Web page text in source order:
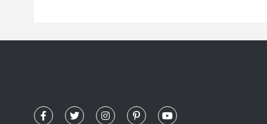
Görüş ve önerileriniz için teşekkür ederiz.
Ürün fiyatı diğer sitelerden daha pahalı.